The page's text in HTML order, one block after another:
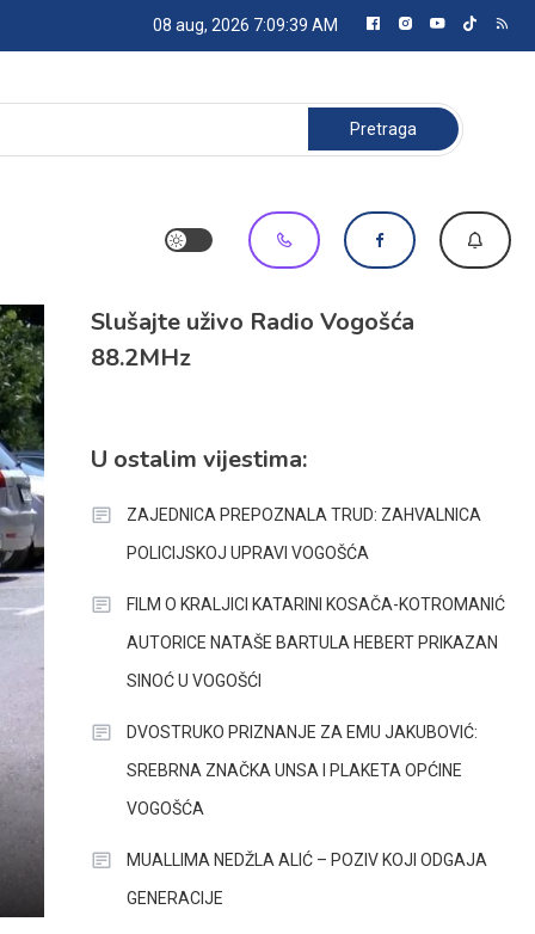
08 aug, 2026 7:09:41 AM
Pretraga:
Slušajte uživo Radio Vogošća
88.2MHz
U ostalim vijestima:
ZAJEDNICA PREPOZNALA TRUD: ZAHVALNICA
POLICIJSKOJ UPRAVI VOGOŠĆA
FILM O KRALJICI KATARINI KOSAČA-KOTROMANIĆ
AUTORICE NATAŠE BARTULA HEBERT PRIKAZAN
SINOĆ U VOGOŠĆI
DVOSTRUKO PRIZNANJE ZA EMU JAKUBOVIĆ:
SREBRNA ZNAČKA UNSA I PLAKETA OPĆINE
VOGOŠĆA
MUALLIMA NEDŽLA ALIĆ – POZIV KOJI ODGAJA
GENERACIJE